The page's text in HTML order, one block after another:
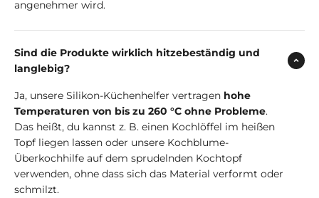
angenehmer wird.
Sind die Produkte wirklich hitzebeständig und
langlebig?
Ja, unsere Silikon-Küchenhelfer vertragen hohe
Temperaturen von bis zu 260 °C ohne Probleme.
Das heißt, du kannst z. B. einen Kochlöffel im heißen
Topf liegen lassen oder unsere Kochblume-
Überkochhilfe auf dem sprudelnden Kochtopf
verwenden, ohne dass sich das Material verformt oder
schmilzt.